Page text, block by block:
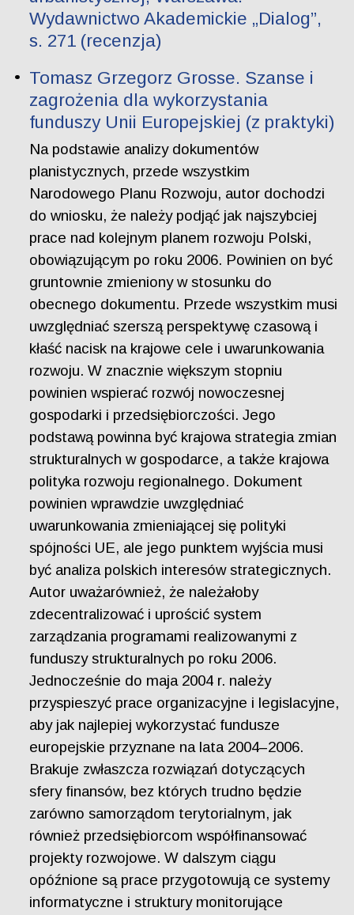
Wydawnictwo Akademickie „Dialog”,
s. 271 (recenzja)
Tomasz Grzegorz Grosse. Szanse i
zagrożenia dla wykorzystania
funduszy Unii Europejskiej (z praktyki)
Na podstawie analizy dokumentów
planistycznych, przede wszystkim
Narodowego Planu Rozwoju, autor dochodzi
do wniosku, że należy podjąć jak najszybciej
prace nad kolejnym planem rozwoju Polski,
obowiązującym po roku 2006. Powinien on być
gruntownie zmieniony w stosunku do
obecnego dokumentu. Przede wszystkim musi
uwzględniać szerszą perspektywę czasową i
kłaść nacisk na krajowe cele i uwarunkowania
rozwoju. W znacznie większym stopniu
powinien wspierać rozwój nowoczesnej
gospodarki i przedsiębiorczości. Jego
podstawą powinna być krajowa strategia zmian
strukturalnych w gospodarce, a także krajowa
polityka rozwoju regionalnego. Dokument
powinien wprawdzie uwzględniać
uwarunkowania zmieniającej się polityki
spójności UE, ale jego punktem wyjścia musi
być analiza polskich interesów strategicznych.
Autor uważarównież, że należałoby
zdecentralizować i uprościć system
zarządzania programami realizowanymi z
funduszy strukturalnych po roku 2006.
Jednocześnie do maja 2004 r. należy
przyspieszyć prace organizacyjne i legislacyjne,
aby jak najlepiej wykorzystać fundusze
europejskie przyznane na lata 2004–2006.
Brakuje zwłaszcza rozwiązań dotyczących
sfery finansów, bez których trudno będzie
zarówno samorządom terytorialnym, jak
również przedsiębiorcom współfinansować
projekty rozwojowe. W dalszym ciągu
opóźnione są prace przygotowują ce systemy
informatyczne i struktury monitorujące